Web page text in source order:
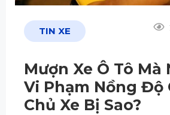
TIN XE
​Mượn Xe Ô Tô Mà
Vi Phạm Nồng Độ
Chủ Xe Bị Sao?